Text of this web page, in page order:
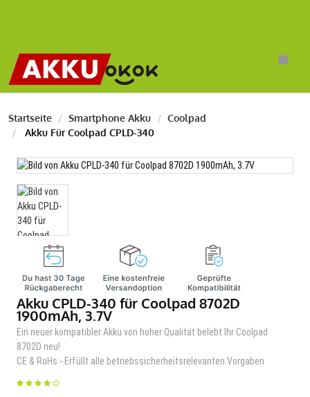
Startseite Smartphone Akku
Coolpad
Akku Für Coolpad CPLD-340
Akku CPLD-340 für Coolpad 8702D
1900mAh, 3.7V
Ein neuer kompatibler Akku von hoher Qualität belebt Ihr Coolpad
8702D neu!
CE & RoHs - Erfüllt alle betriebssicherheitsrelevanten Vorgaben